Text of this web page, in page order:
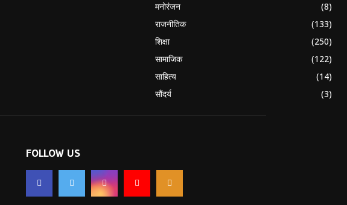
मनोरंजन
(8)
राजनीतिक
(133)
शिक्षा
(250)
सामाजिक
(122)
साहित्य
(14)
सौंदर्य
(3)
FOLLOW US